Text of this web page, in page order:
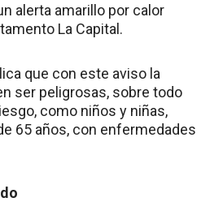
alerta amarillo por calor
La Capital.
que con este aviso la
ser peligrosas, sobre todo
como niños y niñas,
65 años, con enfermedades